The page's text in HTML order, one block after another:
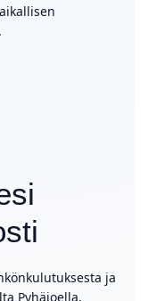
ja
Pyhäjoella.